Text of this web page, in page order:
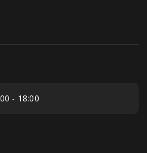
- 18:00